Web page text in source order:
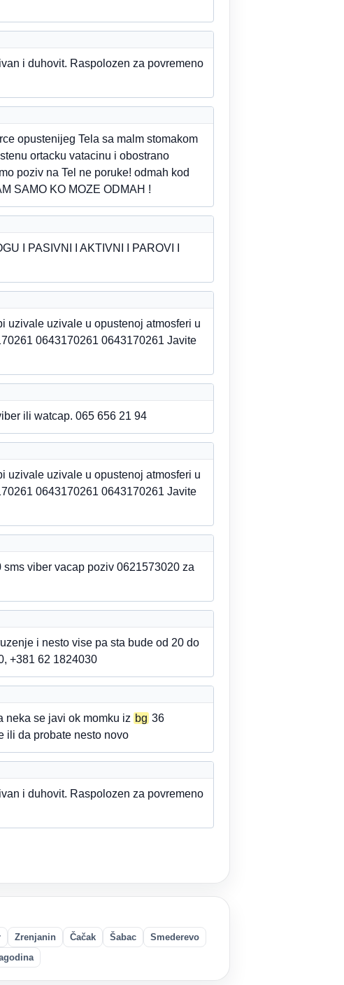
i duhovit. Raspolozen za povremeno
opustenijeg Tela sa malm stomakom
ortacku vatacinu i obostrano
poziv na Tel ne poruke! odmah kod
SAMO KO MOZE ODMAH !
I PASIVNI I AKTIVNI I PAROVI I
uzivale uzivale u opustenoj atmosferi u
0643170261 0643170261 Javite
ili watcap. 065 656 21 94
uzivale uzivale u opustenoj atmosferi u
0643170261 0643170261 Javite
viber vacap poziv 0621573020 za
i nesto vise pa sta bude od 20 do
+381 62 1824030
neka se javi ok momku iz bg 36
ili da probate nesto novo
i duhovit. Raspolozen za povremeno
Zrenjanin Čačak Šabac
Smederevo